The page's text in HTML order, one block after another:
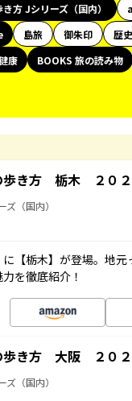
方 Jシリーズ（国内）
島旅 御朱印 歴
康 BOOKS 旅の読み物
き方 栃木 ２０２
（国内）
に【栃木】が登場。地
を徹底紹介！
き方 大阪 ２０２
（国内）